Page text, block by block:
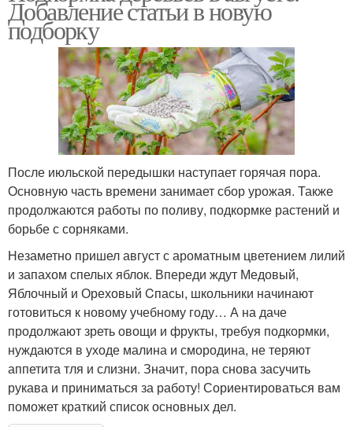
Дерева в сентябре Дерева в саду
Полив для деревьев
деревьями
Работы в августе
Удобрения для
плодовых деревьев
Подкормки в августе Садовые дерева
Добавление статьи в новую
подборку
После июльской передышки наступает горячая пора.
Основную часть времени занимает сбор урожая. Также
продолжаются работы по поливу, подкормке растений и
борьбе с сорняками.
Незаметно пришел август с ароматным цветением лилий
и запахом спелых яблок. Впереди ждут Медовый,
Яблочный и Ореховый Cпасы, школьники начинают
готовиться к новому учебному году… А на даче
продолжают зреть овощи и фрукты, требуя подкормки,
нуждаются в уходе малина и смородина, не теряют
аппетита тля и слизни. Значит, пора снова засучить
рукава и приниматься за работу! Сориентироваться вам
поможет краткий список основных дел.